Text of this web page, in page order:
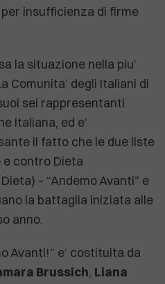
insufficienza di firme
la situazione nella piu’
Comunita’ degli Italiani di
sei rappresentanti
Italiana, ed e’
il fatto che le due liste
e contro Dieta
– “Andemo Avanti” e
la battaglia iniziata alle
anno.
Avanti!” e’ costituita da
Brussich, Liana